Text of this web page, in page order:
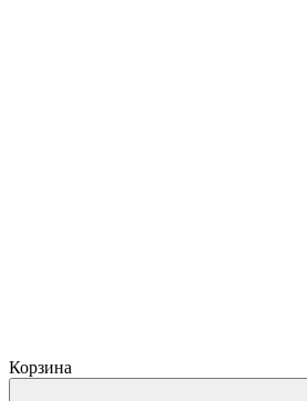
Корзина